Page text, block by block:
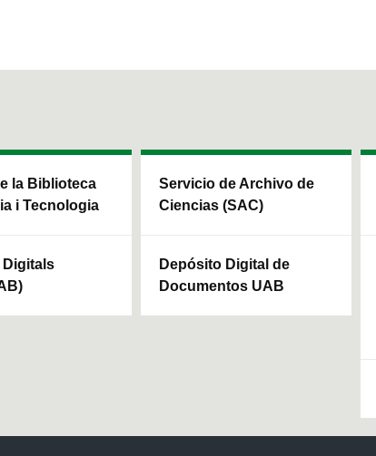
la Biblioteca
i Tecnologia
Digitals
Servicio de Archivo de
Ciencias (SAC)
Depósito Digital de
Documentos UAB